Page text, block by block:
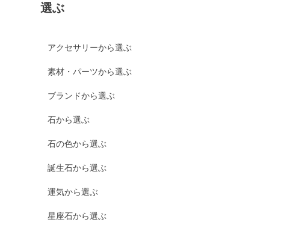
選ぶ
アクセサリーから選ぶ
素材・パーツから選ぶ
ブランドから選ぶ
石から選ぶ
石の色から選ぶ
誕生石から選ぶ
運気から選ぶ
星座石から選ぶ